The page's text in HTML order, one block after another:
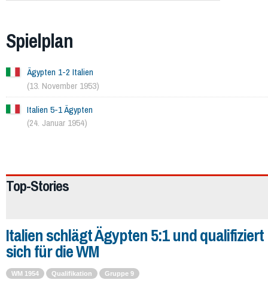
Spielplan
Ägypten 1-2 Italien
(13. November 1953)
Italien 5-1 Ägypten
(24. Januar 1954)
Top-Stories
Italien schlägt Ägypten 5:1 und qualifiziert
sich für die WM
WM 1954 Qualifikation Gruppe 9